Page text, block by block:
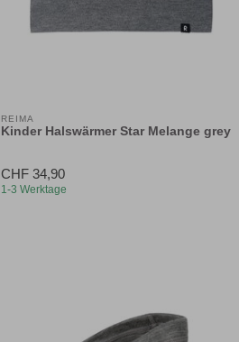
REIMA
Kinder Halswärmer Star Melange grey
CHF 34,90
1-3 Werktage